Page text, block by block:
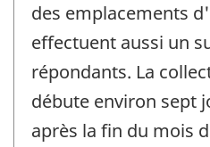
des emplacements
effectuent aussi un
répondants. La
débute environ sept
après la fin du mois